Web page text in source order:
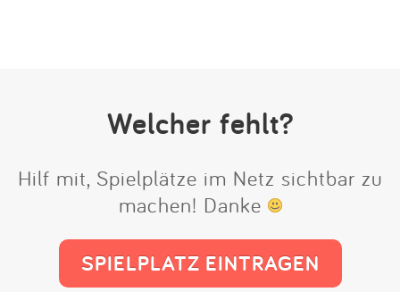
Welcher fehlt?
Hilf mit, Spielplätze im Netz sichtbar zu
machen! Danke
SPIELPLATZ EINTRAGEN